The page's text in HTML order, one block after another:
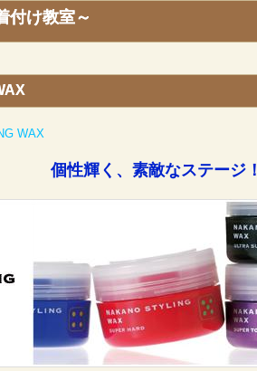
け教室～
WAX
個性輝く、素敵なステージ！